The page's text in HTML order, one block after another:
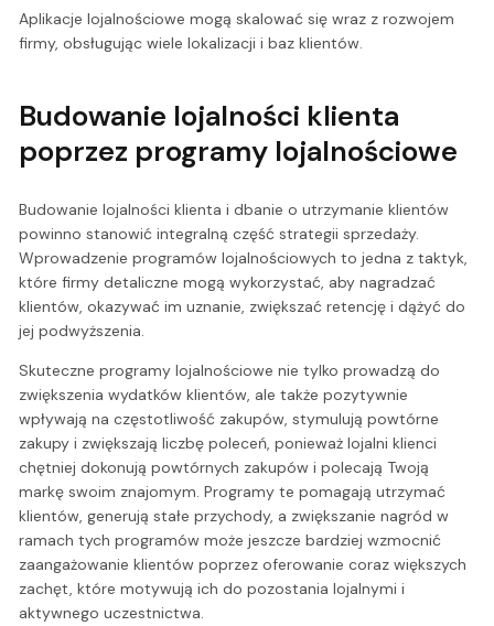
Aplikacje lojalnościowe mogą skalować się wraz z rozwojem
firmy, obsługując wiele lokalizacji i baz klientów.
Budowanie lojalności klienta
poprzez programy lojalnościowe
Budowanie lojalności klienta i dbanie o utrzymanie klientów
powinno stanowić integralną część strategii sprzedaży.
Wprowadzenie programów lojalnościowych to jedna z taktyk,
które firmy detaliczne mogą wykorzystać, aby nagradzać
klientów, okazywać im uznanie, zwiększać retencję i dążyć do
jej podwyższenia.
Skuteczne programy lojalnościowe nie tylko prowadzą do
zwiększenia wydatków klientów, ale także pozytywnie
wpływają na częstotliwość zakupów, stymulują powtórne
zakupy i zwiększają liczbę poleceń, ponieważ lojalni klienci
chętniej dokonują powtórnych zakupów i polecają Twoją
markę swoim znajomym. Programy te pomagają utrzymać
klientów, generują stałe przychody, a zwiększanie nagród w
ramach tych programów może jeszcze bardziej wzmocnić
zaangażowanie klientów poprzez oferowanie coraz większych
zachęt, które motywują ich do pozostania lojalnymi i
aktywnego uczestnictwa.